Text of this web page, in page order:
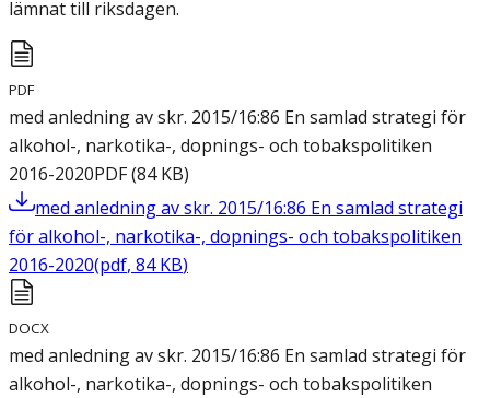
lämnat till riksdagen.
PDF
med anledning av skr. 2015/16:86 En samlad strategi för
alkohol-, narkotika-, dopnings- och tobakspolitiken
2016-2020PDF(84 KB)
med anledning av skr. 2015/16:86 En samlad strategi
för alkohol-, narkotika-, dopnings- och tobakspolitiken
2016-2020(pdf, 84 KB)
DOCX
med anledning av skr. 2015/16:86 En samlad strategi för
alkohol-, narkotika-, dopnings- och tobakspolitiken